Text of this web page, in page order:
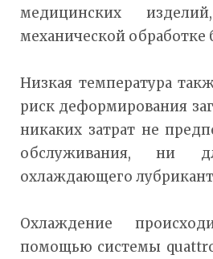
медицинских
механической обработке
Низкая температура
риск деформирования
никаких затрат не
обслуживания, ни
охлаждающего
Охлаждение
помощью системы